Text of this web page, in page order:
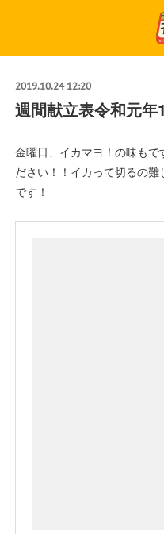
2019.10.24 12:20
週間献立表令和元年
金曜日、イカマヨ！の味もで
ださい！！イカって切るの
です！